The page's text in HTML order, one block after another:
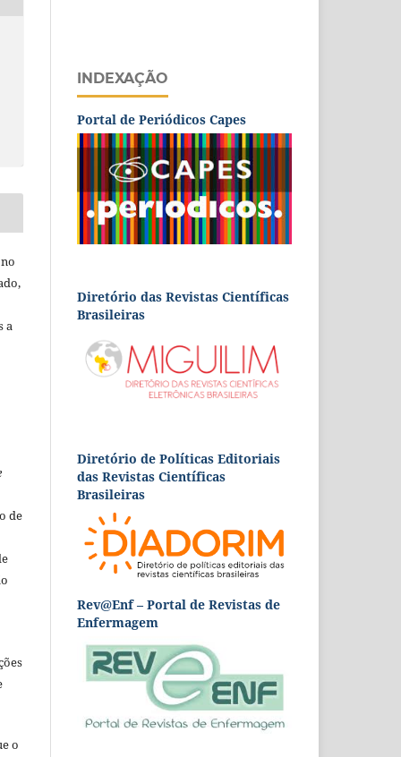
a
de
o
INDEXAÇÃO
Portal de Periódicos Capes
Diretório das Revistas Científicas
Brasileiras
Diretório de Políticas Editoriais
das Revistas Científicas
Brasileiras
Rev@Enf – Portal de Revistas de
Enfermagem